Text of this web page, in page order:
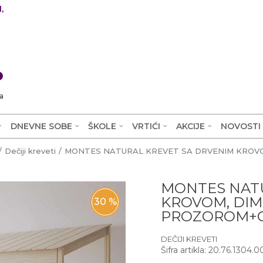
DNEVNE SOBE ŠKOLE VRTIĆI AKCIJE NOVOSTI
Dečiji kreveti MONTES NATURAL KREVET SA DRVENIM
30 %
MONTES
KROVOM,
DEČIJI KREVETI
Šifra artikla: